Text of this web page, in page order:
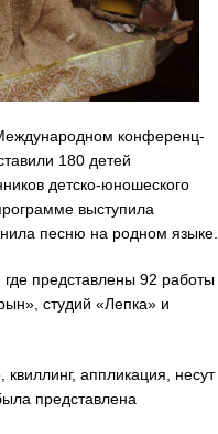
конференц-
180 детей
детско-юношеского
выступила
песню на родном языке.
где представлены 92 работы
студий «Лепка» и
аппликация, несут
представлена